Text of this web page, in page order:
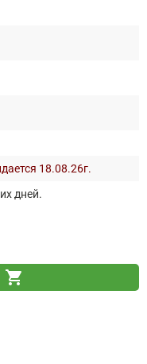
18.08.26г.
дней.
shopping_cart